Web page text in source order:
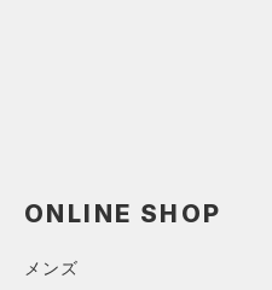
パーカー&トレーナー
ONLINE SHOP
メンズ